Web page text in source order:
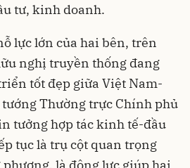
tư, kinh doanh.
lực lớn của hai bên, trên
nghị truyền thống đang
tốt đẹp giữa Việt Nam-
tướng Thường trực Chính phủ
tưởng hợp tác kinh tế-đầu
tục là trụ cột quan trọng